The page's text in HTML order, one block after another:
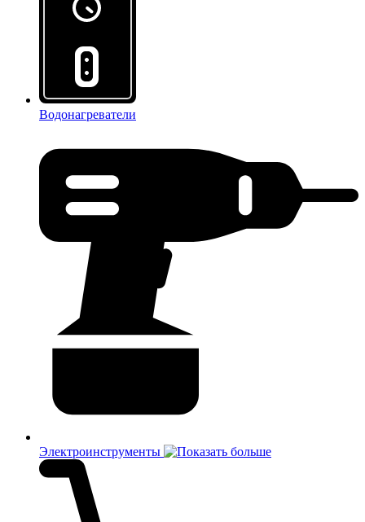
Водонагреватели
Электроинструменты